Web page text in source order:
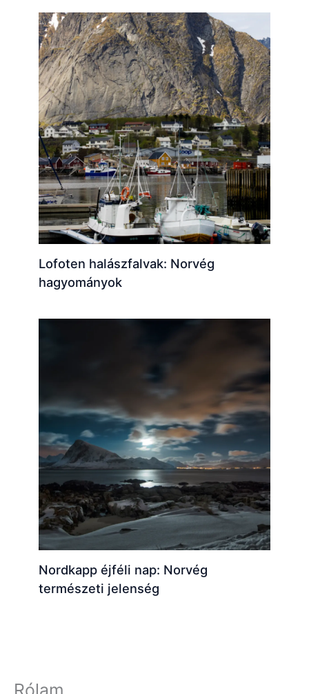
Lofoten halászfalvak: Norvég
hagyományok
Nordkapp éjféli nap: Norvég
természeti jelenség